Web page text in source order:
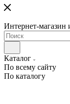
Интернет-магазин
Каталог
По всему сайту
По каталогу